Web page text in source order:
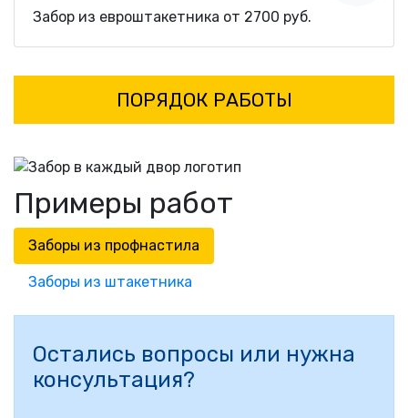
Забор из евроштакетника от 2700 руб.
ПОРЯДОК РАБОТЫ
Примеры работ
Заборы из профнастила
Заборы из штакетника
Остались вопросы или нужна
консультация?